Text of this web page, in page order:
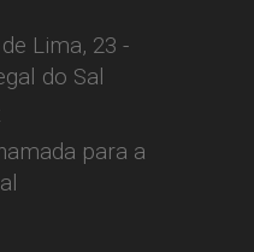
Lima, 23 -
do Sal
para a